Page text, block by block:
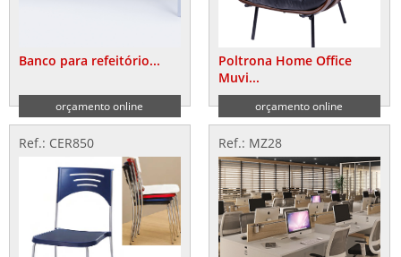
Banco para refeitório...
orçamento online
Poltrona Home Office
Muvi...
orçamento online
Ref.: CER850 Ref.: MZ28